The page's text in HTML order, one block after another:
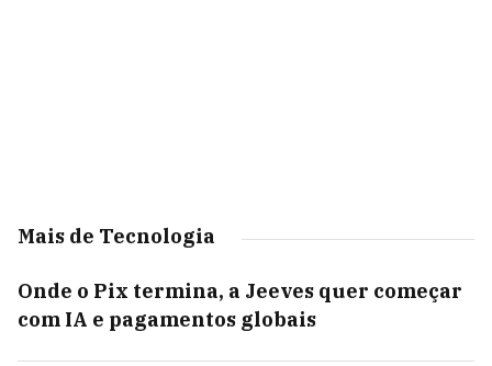
Mais de Tecnologia
Onde o Pix termina, a Jeeves quer começar
com IA e pagamentos globais